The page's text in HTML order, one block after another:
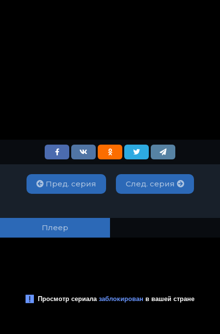
Пред. серия След. серия
Плеер